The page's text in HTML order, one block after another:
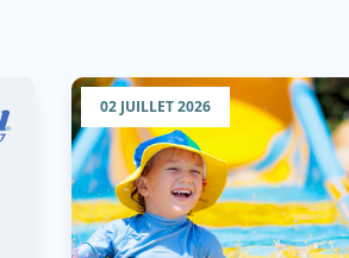
02 JUILLET 2026